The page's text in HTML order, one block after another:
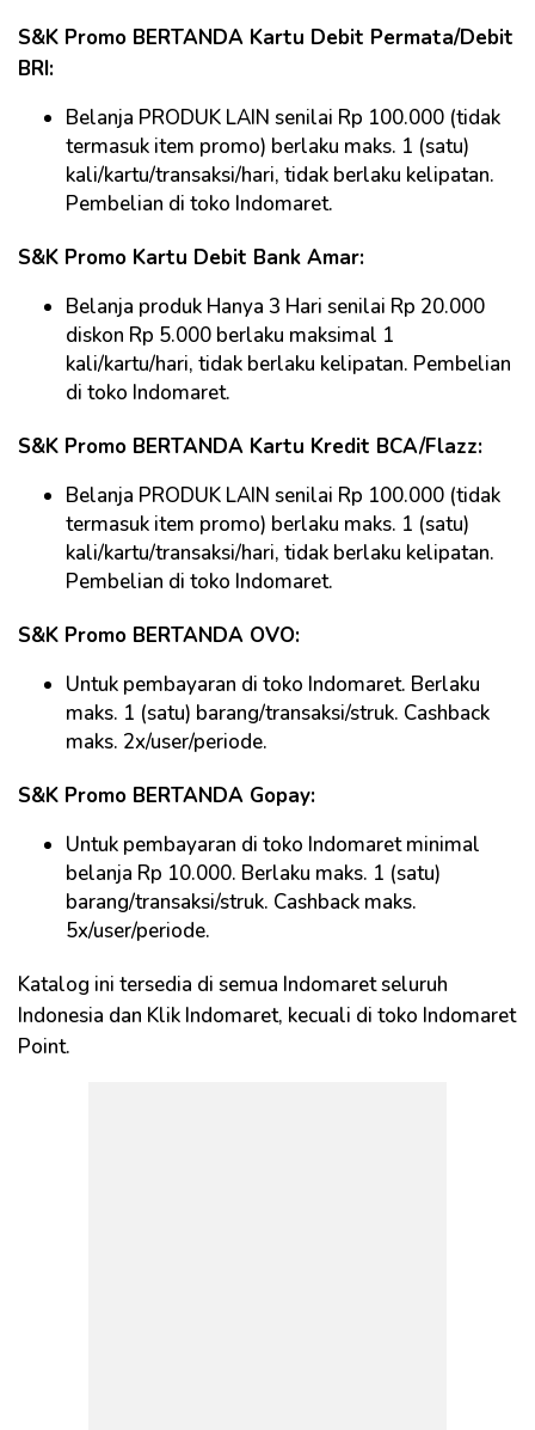
S&K Promo BERTANDA Kartu Debit Permata/Debit
BRI:
Belanja PRODUK LAIN senilai Rp 100.000 (tidak
termasuk item promo) berlaku maks. 1 (satu)
kali/kartu/transaksi/hari, tidak berlaku kelipatan.
Pembelian di toko Indomaret.
S&K Promo Kartu Debit Bank Amar:
Belanja produk Hanya 3 Hari senilai Rp 20.000
diskon Rp 5.000 berlaku maksimal 1
kali/kartu/hari, tidak berlaku kelipatan. Pembelian
di toko Indomaret.
S&K Promo BERTANDA Kartu Kredit BCA/Flazz:
Belanja PRODUK LAIN senilai Rp 100.000 (tidak
termasuk item promo) berlaku maks. 1 (satu)
kali/kartu/transaksi/hari, tidak berlaku kelipatan.
Pembelian di toko Indomaret.
S&K Promo BERTANDA OVO:
Untuk pembayaran di toko Indomaret. Berlaku
maks. 1 (satu) barang/transaksi/struk. Cashback
maks. 2x/user/periode.
S&K Promo BERTANDA Gopay:
Untuk pembayaran di toko Indomaret minimal
belanja Rp 10.000. Berlaku maks. 1 (satu)
barang/transaksi/struk. Cashback maks.
5x/user/periode.
Katalog ini tersedia di semua Indomaret seluruh
Indonesia dan Klik Indomaret, kecuali di toko Indomaret
Point.